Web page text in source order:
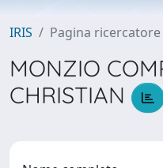
IRIS Pagina ricercatore
MONZIO
CHRISTIAN